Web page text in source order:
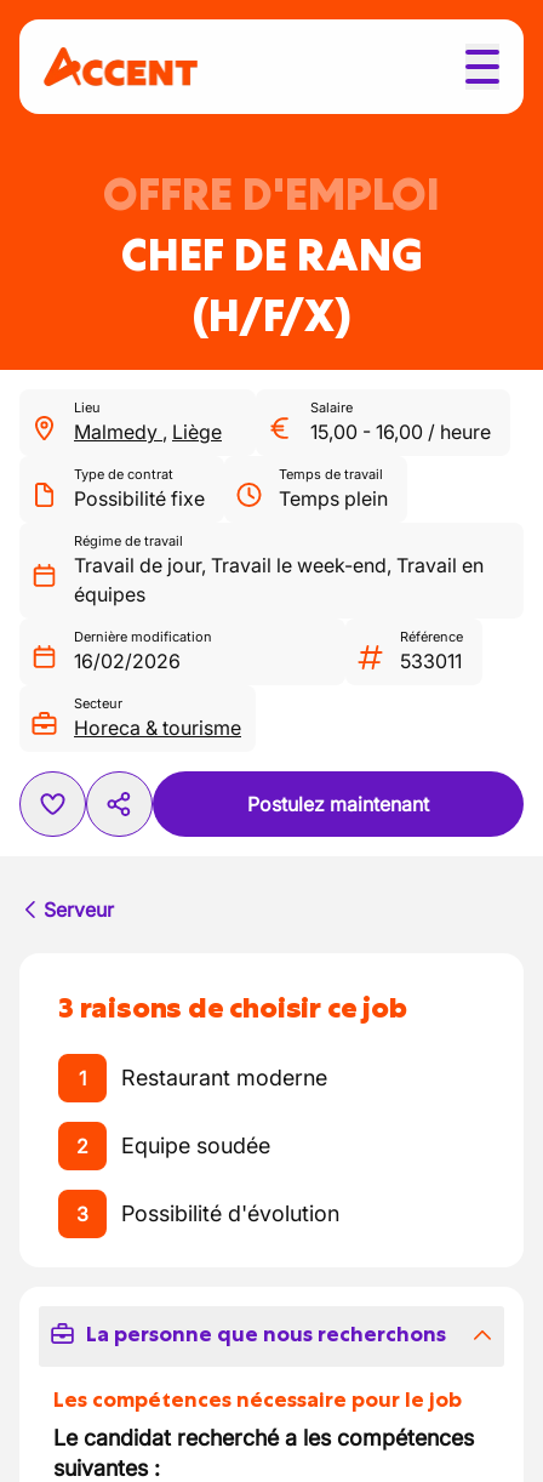
OFFRE D'EMPLOI
CHEF DE RANG
(H/F/X)
Lieu
Malmedy , Liège
Salaire
15,00 - 16,00 / heure
Type de contrat
Possibilité fixe
Temps de travail
Temps plein
Régime de travail
Travail de jour, Travail le week-end, Travail en
équipes
Dernière modification
16/02/2026
Référence
533011
Secteur
Horeca & tourisme
Postulez maintenant
Serveur
3 raisons de choisir ce job
1 Restaurant moderne
2 Equipe soudée
3 Possibilité d'évolution
La personne que nous recherchons
Les compétences nécessaire pour le job
Le candidat recherché a les compétences
suivantes :